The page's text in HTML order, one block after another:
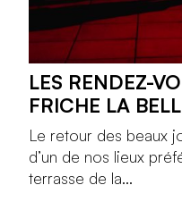
LES RENDEZ-
FRICHE LA
Le retour des beaux
d’un de nos lieux
terrasse de la...